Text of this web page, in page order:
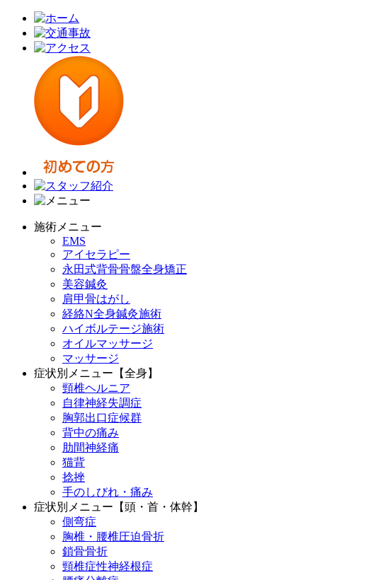
施術メニュー
EMS
アイセラピー
永田式背骨骨盤全身矯正
美容鍼灸
肩甲骨はがし
経絡N全身鍼灸施術
ハイボルテージ施術
オイルマッサージ
マッサージ
症状別メニュー【全身】
頸椎ヘルニア
自律神経失調症
胸郭出口症候群
背中の痛み
肋間神経痛
猫背
捻挫
手のしびれ・痛み
症状別メニュー【頭・首・体幹】
側弯症
胸椎・腰椎圧迫骨折
鎖骨骨折
頸椎症性神経根症